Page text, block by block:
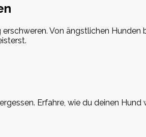
Von ängstlichen
Erfahre, wie du deinen